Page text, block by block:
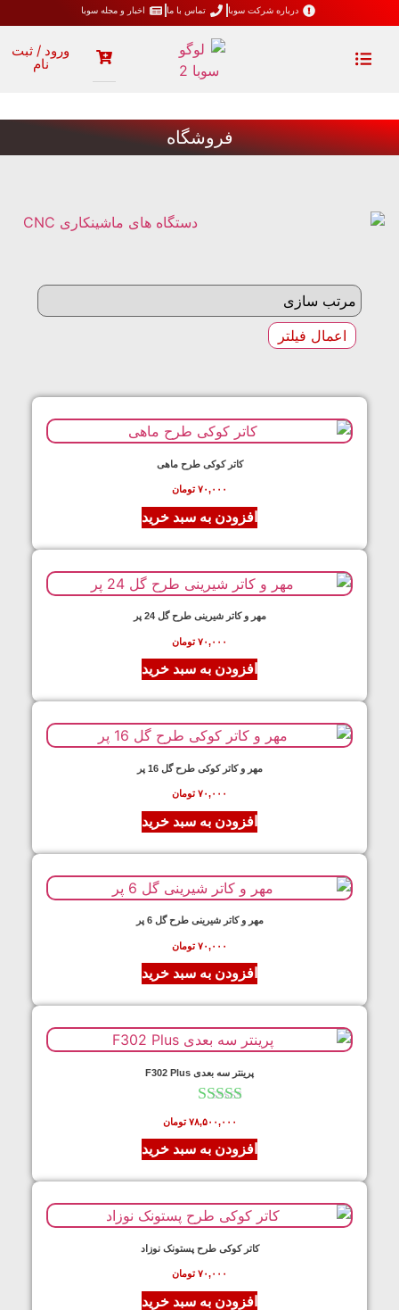
درباره شرکت سوبا تماس با ما اخبار و مجله سوبا
ورود / ثبت
نام
فروشگاه
اعمال فیلتر
کاتر کوکی طرح ماهی
۷۰,۰۰۰ تومان
افزودن به سبد خرید
مهر و کاتر شیرینی طرح گل 24 پر
۷۰,۰۰۰ تومان
افزودن به سبد خرید
مهر و کاتر کوکی طرح گل 16 پر
۷۰,۰۰۰ تومان
افزودن به سبد خرید
مهر و کاتر شیرینی طرح گل 6 پر
۷۰,۰۰۰ تومان
افزودن به سبد خرید
پرینتر سه بعدی F302 Plus
نمره
5.00
از 5
۷۸,۵۰۰,۰۰۰ تومان
افزودن به سبد خرید
کاتر کوکی طرح پستونک نوزاد
۷۰,۰۰۰ تومان
افزودن به سبد خرید